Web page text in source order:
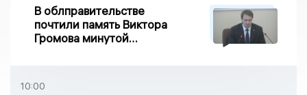
В облправительстве
почтили память Виктора
Громова минутой
10:00